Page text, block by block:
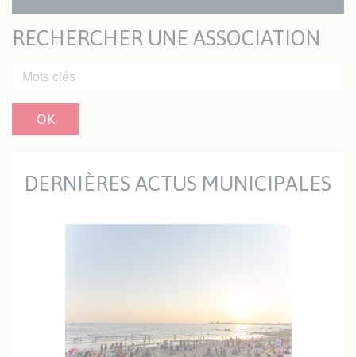
RECHERCHER UNE ASSOCIATION
OK
DERNIÈRES ACTUS MUNICIPALES